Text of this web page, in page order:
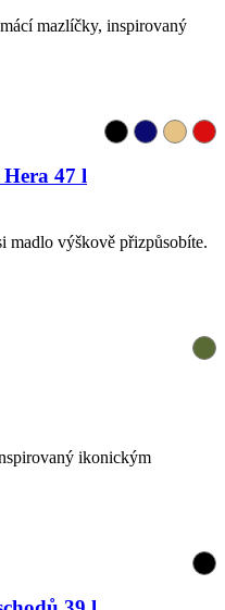
mazlíčky, inspirovaný
47 l
madlo výškově přizpůsobíte.
ikonickým